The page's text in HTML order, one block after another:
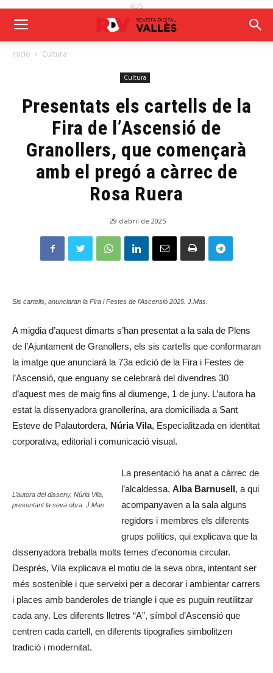
ADS
Inicio Cultura
Cultura
Presentats els cartells de la
Fira de l’Ascensió de
Granollers, que començarà
amb el pregó a càrrec de
Rosa Ruera
29 d'abril de 2025
Sis cartells, anunciaran la Fira i Festes de l’Ascensió 2025. J.Mas.
A migdia d’aquest dimarts s’han presentat a la sala de Plens
de l’Ajuntament de Granollers, els sis cartells que conformaran
la imatge que anunciarà la 73a edició de la Fira i Festes de
l’Ascensió, que enguany se celebrarà del divendres 30
d’aquest mes de maig fins al diumenge, 1 de juny. L’autora ha
estat la dissenyadora granollerina, ara domiciliada a Sant
Esteve de Palautordera, Núria Vila, Especialitzada en identitat
corporativa, editorial i comunicació visual.
L’autora del disseny, Núria Vila,
presentant la seva obra. J.Mas
La presentació ha anat a càrrec de
l’alcaldessa, Alba Barnusell, a qui
acompanyaven a la sala alguns
regidors i membres els diferents
grups polítics, qui explicava que la
dissenyadora treballa molts temes d’economia circular.
Després, Vila explicava el motiu de la seva obra, intentant ser
més sostenible i que serveixi per a decorar i ambientar carrers
i places amb banderoles de triangle i que es puguin reutilitzar
cada any. Les diferents lletres “A”, símbol d’Ascensió que
centren cada cartell, en diferents tipografies simbolitzen
tradició i modernitat.